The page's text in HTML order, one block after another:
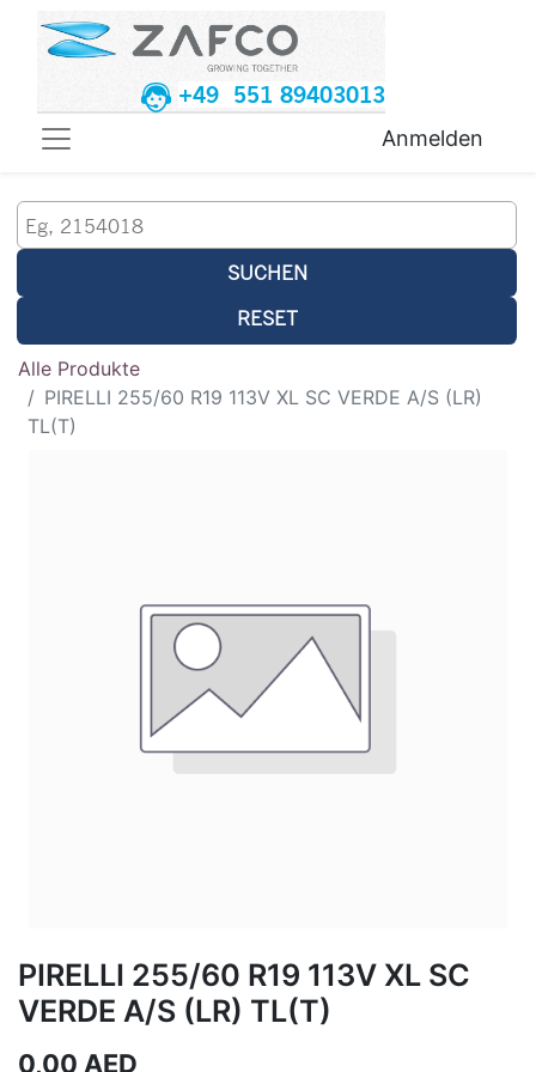
+49 551 89403013
Anmelden
SUCHEN
RESET
Alle Produkte
PIRELLI 255/60 R19 113V XL SC VERDE A/S (LR)
TL(T)
PIRELLI 255/60 R19 113V XL SC
VERDE A/S (LR) TL(T)
0,00 AED